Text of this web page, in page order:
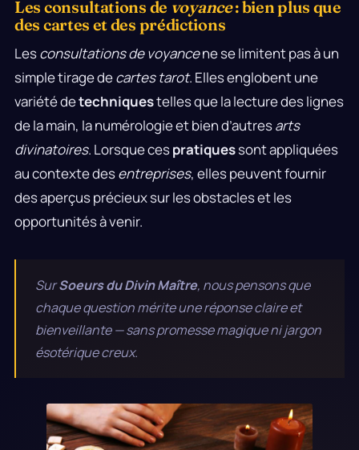
Les consultations de voyance: bien plus que
des cartes et des prédictions
Lesconsultations de voyancene se limitent pas à un
simple tirage decartes tarot. Elles englobent une
variété detechniquestelles que la lecture des lignes
de la main, la numérologie et bien d’autresarts
divinatoires. Lorsque cespratiquessont appliquées
au contexte desentreprises, elles peuvent fournir
des aperçus précieux sur les obstacles et les
opportunités à venir.
SurSoeurs du Divin Maître, nous pensons que
chaque question mérite une réponse claire et
bienveillante — sans promesse magique ni jargon
ésotérique creux.